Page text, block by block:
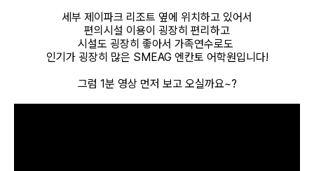
필리핀 연계연수
필자뉴스
세부 제이파크 리조트 옆에 위치하고 있어서
편의시설 이용이 굉장히 편리하고
시설도 굉장히 좋아서 가족연수로도
인기가 굉장히 많은 SMEAG 엔칸토 어학원입니다!
그럼 1분 영상 먼저 보고 오실까요~?